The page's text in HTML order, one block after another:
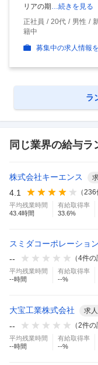
リアの期…続きを見る
正社員
20代 男性
籍中
募集中の求人情報
ラ
同じ業界の給与ラ
株式会社キーエンス
4.1 （236
平均残業時間
43.4時間
有給取得率
33.6%
スミダコーポレーショ
--
（4件の
平均残業時間
--時間
有給取得率
--%
大宝工業株式会社 求
-- （2件の
平均残業時間
--時間
有給取得率
--%